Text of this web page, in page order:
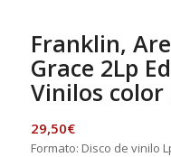
Franklin,
Grace 2Lp
Vinilos color
29,50€
Formato: Disco de vinilo